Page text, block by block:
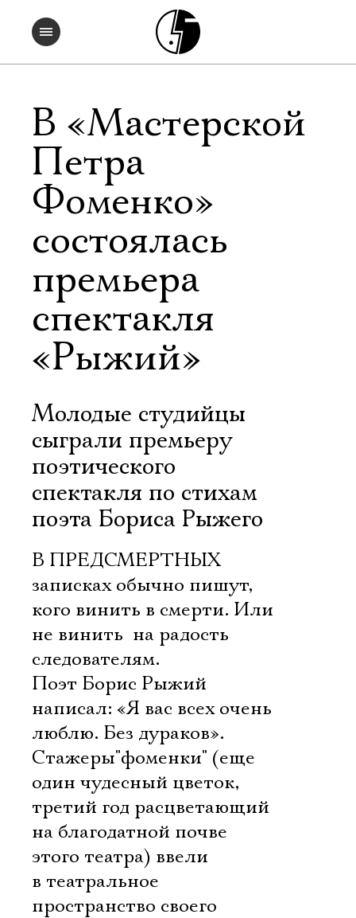
В «Мастерской
Петра
Фоменко»
состоялась
премьера
спектакля
«Рыжий»
Молодые студийцы
сыграли премьеру
поэтического
спектакля по стихам
поэта Бориса Рыжего
В ПРЕДСМЕРТНЫХ
записках обычно пишут,
кого винить в смерти. Или
не винить  на радость
следователям.
Поэт Борис Рыжий
написал: «Я вас всех очень
люблю. Без дураков».
Стажеры"фоменки" (еще
один чудесный цветок,
третий год расцветающий
на благодатной почве
этого театра) ввели
в театральное
пространство своего